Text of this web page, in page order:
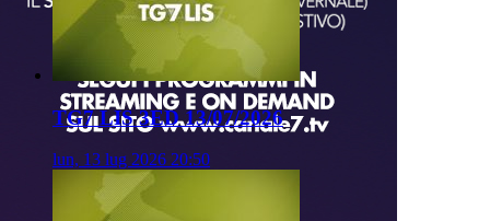
TG7 LIS 3ED 13/07/2026
lun, 13 lug 2026 20:50